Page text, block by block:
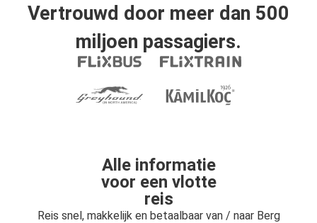
Vertrouwd door meer dan 500
miljoen passagiers.
Alle informatie
voor een vlotte
reis
Reis snel, makkelijk en betaalbaar van / naar Berg